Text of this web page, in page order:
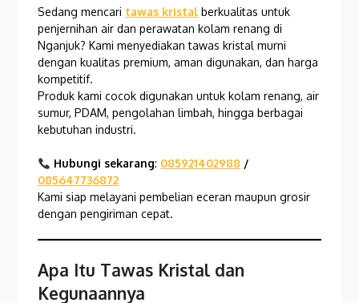
Sedang mencari tawas kristal berkualitas untuk
penjernihan air dan perawatan kolam renang di
Nganjuk? Kami menyediakan tawas kristal murni
dengan kualitas premium, aman digunakan, dan harga
kompetitif.
Produk kami cocok digunakan untuk kolam renang, air
sumur, PDAM, pengolahan limbah, hingga berbagai
kebutuhan industri.
Hubungi sekarang: 085921402988 /
085647736872
Kami siap melayani pembelian eceran maupun grosir
dengan pengiriman cepat.
Apa Itu Tawas Kristal dan
Kegunaannya